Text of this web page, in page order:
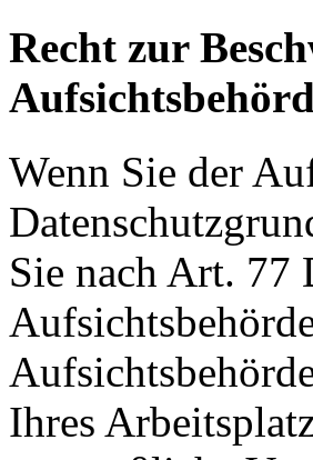
Recht zur
Wenn Sie der
Sie nach Art. 77
Ihres